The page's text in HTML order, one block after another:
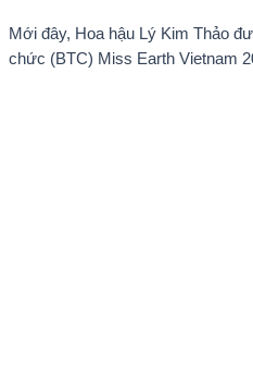
Mới đây, Hoa hậu Lý Kim Thảo
chức (BTC) Miss Earth Vietnam